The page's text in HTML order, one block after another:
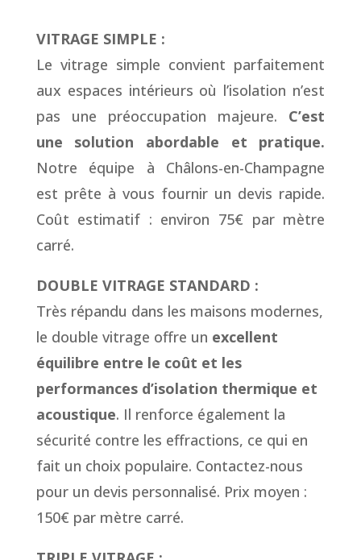
VITRAGE SIMPLE :
Le vitrage simple convient parfaitement
aux espaces intérieurs où l’isolation n’est
pas une préoccupation majeure. C’est
une solution abordable et pratique.
Notre équipe à Châlons-en-Champagne
est prête à vous fournir un devis rapide.
Coût estimatif : environ 75€ par mètre
carré.
DOUBLE VITRAGE STANDARD :
Très répandu dans les maisons modernes,
le double vitrage offre un excellent
équilibre entre le coût et les
performances d’isolation thermique et
acoustique. Il renforce également la
sécurité contre les effractions, ce qui en
fait un choix populaire. Contactez-nous
pour un devis personnalisé. Prix moyen :
150€ par mètre carré.